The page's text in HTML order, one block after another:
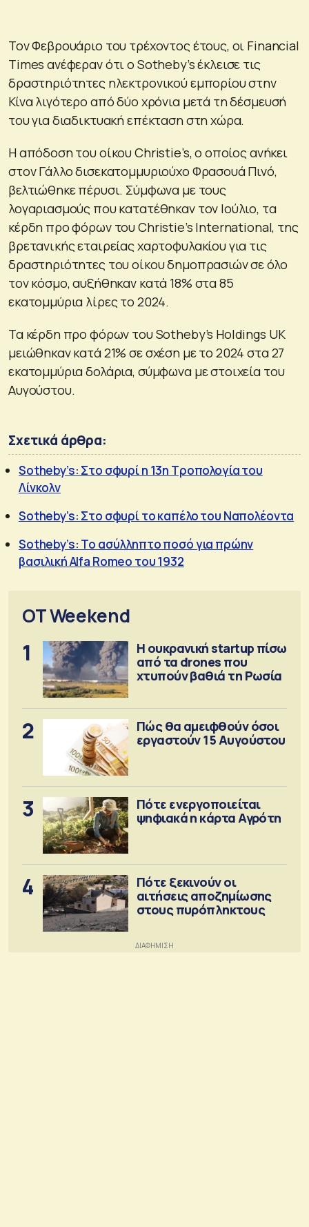
Τον Φεβρουάριο του τρέχοντος έτους, οι Financial
Times ανέφεραν ότι ο Sotheby’s έκλεισε τις
δραστηριότητες ηλεκτρονικού εμπορίου στην
Κίνα λιγότερο από δύο χρόνια μετά τη δέσμευσή
του για διαδικτυακή επέκταση στη χώρα.
Η απόδοση του οίκου Christie’s, ο οποίος ανήκει
στον Γάλλο δισεκατομμυριούχο Φρασουά Πινό,
βελτιώθηκε πέρυσι. Σύμφωνα με τους
λογαριασμούς που κατατέθηκαν τον Ιούλιο, τα
κέρδη προ φόρων του Christie’s International, της
βρετανικής εταιρείας χαρτοφυλακίου για τις
δραστηριότητες του οίκου δημοπρασιών σε όλο
τον κόσμο, αυξήθηκαν κατά 18% στα 85
εκατομμύρια λίρες το 2024.
Τα κέρδη προ φόρων του Sotheby’s Holdings UK
μειώθηκαν κατά 21% σε σχέση με το 2024 στα 27
εκατομμύρια δολάρια, σύμφωνα με στοιχεία του
Αυγούστου.
Σχετικά άρθρα:
Sotheby’s: Στο σφυρί η 13η Τροπολογία του
Λίνκολν
Sotheby’s: Στο σφυρί το καπέλο του Ναπολέοντα
Sotheby’s: Το ασύλληπτο ποσό για πρώην
βασιλική Alfa Romeo του 1932
OT Weekend
1
Η ουκρανική startup πίσω
από τα drones που
χτυπούν βαθιά τη Ρωσία
2
Πώς θα αμειφθούν όσοι
εργαστούν 15 Αυγούστου
3
Πότε ενεργοποιείται
ψηφιακά η κάρτα Αγρότη
4
Πότε ξεκινούν οι
αιτήσεις αποζημίωσης
στους πυρόπληκτους